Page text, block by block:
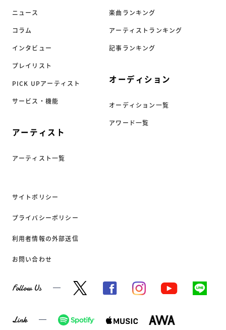
ニュース
コラム
インタビュー
プレイリスト
PICK UPアーティスト
サービス・機能
アーティスト
アーティスト一覧
楽曲ランキング
アーティストランキング
記事ランキング
オーディション
オーディション一覧
アワード一覧
サイトポリシー
プライバシーポリシー
利用者情報の外部送信
お問い合わせ
Follow Us
Link